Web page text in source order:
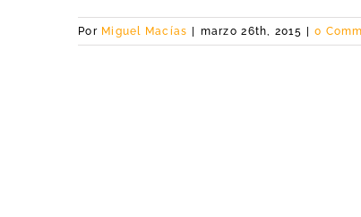
Por Miguel Macías marzo 26th, 2015 0